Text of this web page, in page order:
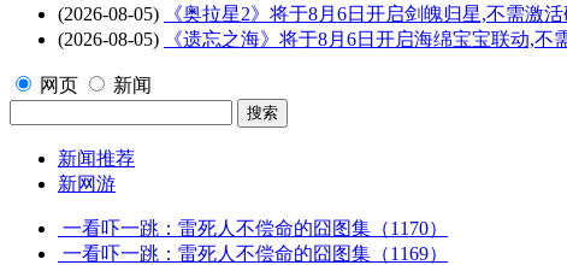
(2026-08-05)
《奥拉星2》将于8月6日开启剑魄归星,不需激活
(2026-08-05)
《遗忘之海》将于8月6日开启海绵宝宝联动,不
网页 新闻
新闻推荐
新网游
一看吓一跳：雷死人不偿命的囧图集（1170）
一看吓一跳：雷死人不偿命的囧图集（1169）